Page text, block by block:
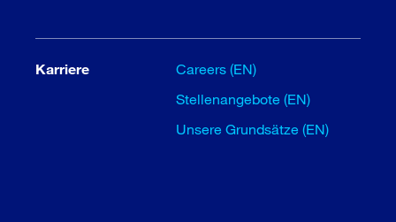
Karriere
Careers (EN)
Stellenangebote (EN)
Unsere Grundsätze (EN)